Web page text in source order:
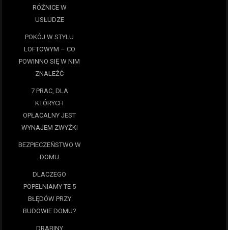
RÓŻNICE W
USŁUDZE
POKÓJ W STYLU
LOFTOWYM – CO
POWINNO SIĘ W NIM
ZNALEŹĆ
7 PRAC, DLA
KTÓRYCH
OPŁACALNY JEST
WYNAJEM ZWYŻKI
BEZPIECZEŃSTWO W
DOMU
DLACZEGO
POPEŁNIAMY TE 5
BŁĘDÓW PRZY
BUDOWIE DOMU?
DRABINY